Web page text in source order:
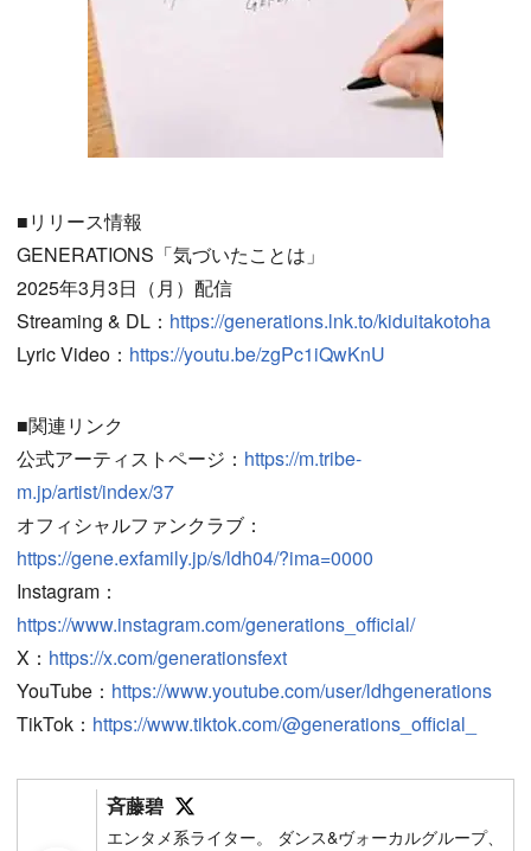
■リリース情報
GENERATIONS「気づいたことは」
2025年3月3日（月）配信
Streaming & DL： https://generations.lnk.to/kiduitakotoha
Lyric Video： https://youtu.be/zgPc1iQwKnU
■関連リンク
公式アーティストページ： https://m.tribe-
m.jp/artist/index/37
オフィシャルファンクラブ：
https://gene.exfamily.jp/s/ldh04/?ima=0000
Instagram：
https://www.instagram.com/generations_official/
X： https://x.com/generationsfext
YouTube： https://www.youtube.com/user/ldhgenerations
TikTok： https://www.tiktok.com/@generations_official_
斉藤碧
エンタメ系ライター。 ダンス&ヴォーカルグループ、